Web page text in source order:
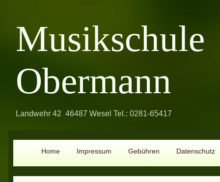
Musikschule
Obermann
Landwehr 42 46487 Wesel Tel.: 0281-65417
Home Impressum Gebühren Datenschutz